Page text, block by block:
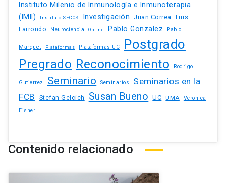
Instituto Milenio de Inmunología e Inmunoterapia
(IMII)
Instituto SECOS Investigación Juan Correa Luis
Larrondo
Neurociencia Online Pablo Gonzalez Pablo
Marquet Plataformas Plataformas UC Postgrado
Pregrado Reconocimiento Rodrigo
Gutierrez Seminario Seminarios
Seminarios en la
FCB
Stefan Gelcich Susan Bueno UC UMA
Veronica
Eisner
Contenido relacionado